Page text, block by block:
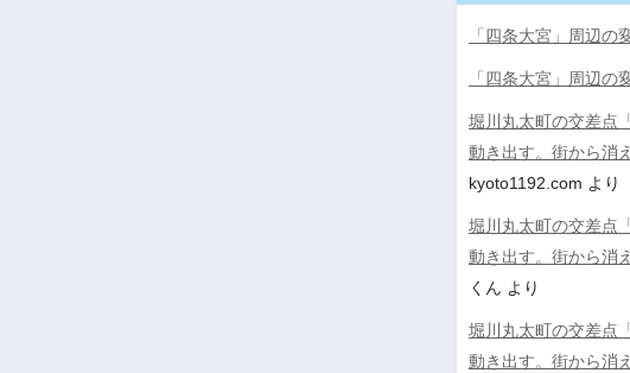
「四条大宮」周辺の
「四条大宮」周辺の
堀川丸太町の交差点
動き出す。街から消
kyoto1192.com より
堀川丸太町の交差点
動き出す。街から消
くん より
堀川丸太町の交差点
動き出す。街から消